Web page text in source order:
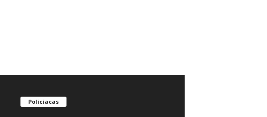
Policiacas